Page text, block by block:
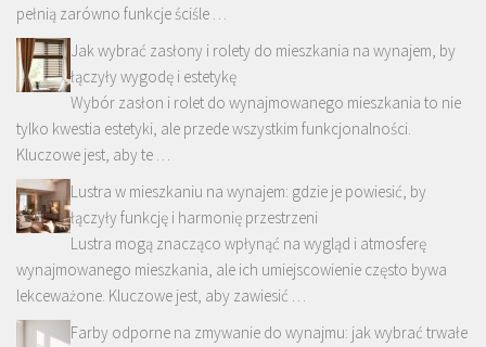
pełnią zarówno funkcje ściśle …
Jak wybrać zasłony i rolety do mieszkania na wynajem, by
łączyły wygodę i estetykę
Wybór zasłon i rolet do wynajmowanego mieszkania to nie
tylko kwestia estetyki, ale przede wszystkim funkcjonalności.
Kluczowe jest, aby te …
Lustra w mieszkaniu na wynajem: gdzie je powiesić, by
łączyły funkcję i harmonię przestrzeni
Lustra mogą znacząco wpłynąć na wygląd i atmosferę
wynajmowanego mieszkania, ale ich umiejscowienie często bywa
lekceważone. Kluczowe jest, aby zawiesić …
Farby odporne na zmywanie do wynajmu: jak wybrać trwałe